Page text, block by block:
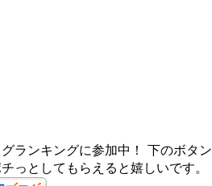
ランキングに参加中！ 下のボタン
っとしてもらえると嬉しいです。